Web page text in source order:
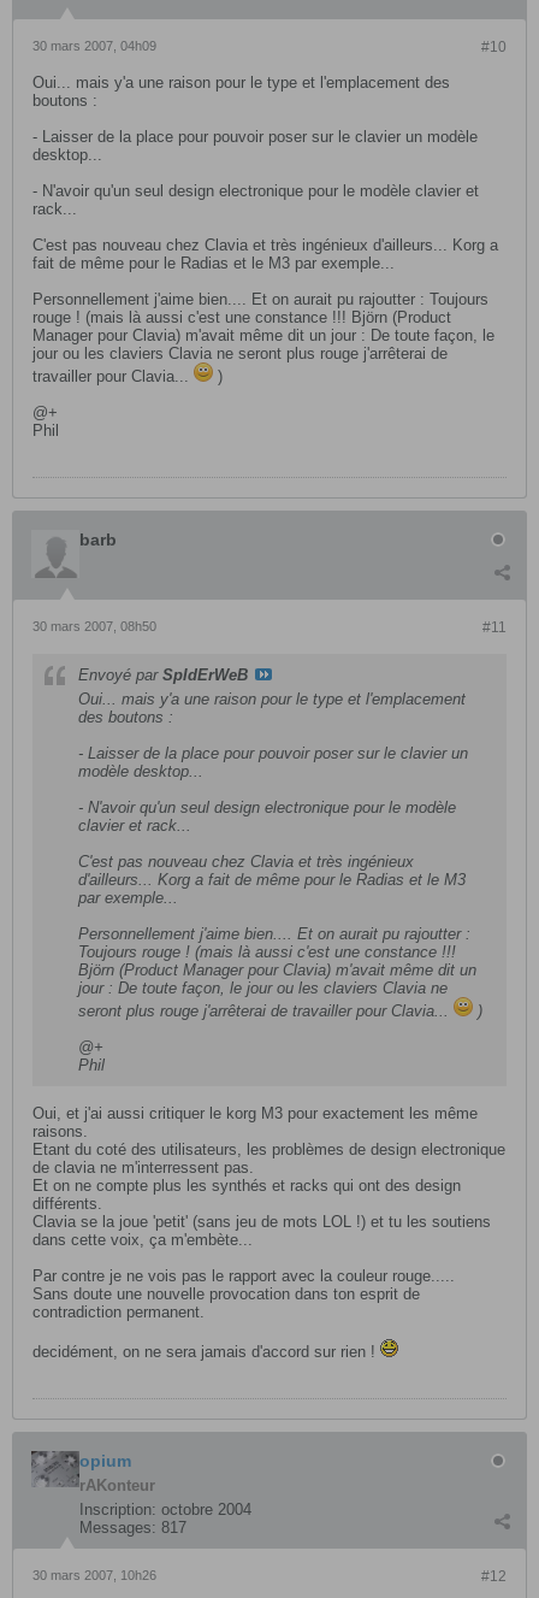
#10
30 mars 2007, 04h09
Oui... mais y'a une raison pour le type et l'emplacement des
boutons :
- Laisser de la place pour pouvoir poser sur le clavier un modèle
desktop...
- N'avoir qu'un seul design electronique pour le modèle clavier et
rack...
C'est pas nouveau chez Clavia et très ingénieux d'ailleurs... Korg a
fait de même pour le Radias et le M3 par exemple...
Personnellement j'aime bien.... Et on aurait pu rajoutter : Toujours
rouge ! (mais là aussi c'est une constance !!! Björn (Product
Manager pour Clavia) m'avait même dit un jour : De toute façon, le
jour ou les claviers Clavia ne seront plus rouge j'arrêterai de
travailler pour Clavia...
)
@+
Phil
barb
#11
30 mars 2007, 08h50
Envoyé par SpIdErWeB
Oui... mais y'a une raison pour le type et l'emplacement
des boutons :
- Laisser de la place pour pouvoir poser sur le clavier un
modèle desktop...
- N'avoir qu'un seul design electronique pour le modèle
clavier et rack...
C'est pas nouveau chez Clavia et très ingénieux
d'ailleurs... Korg a fait de même pour le Radias et le M3
par exemple...
Personnellement j'aime bien.... Et on aurait pu rajoutter :
Toujours rouge ! (mais là aussi c'est une constance !!!
Björn (Product Manager pour Clavia) m'avait même dit un
jour : De toute façon, le jour ou les claviers Clavia ne
seront plus rouge j'arrêterai de travailler pour Clavia...
)
@+
Phil
Oui, et j'ai aussi critiquer le korg M3 pour exactement les même
raisons.
Etant du coté des utilisateurs, les problèmes de design electronique
de clavia ne m'interressent pas.
Et on ne compte plus les synthés et racks qui ont des design
différents.
Clavia se la joue 'petit' (sans jeu de mots LOL !) et tu les soutiens
dans cette voix, ça m'embète...
Par contre je ne vois pas le rapport avec la couleur rouge.....
Sans doute une nouvelle provocation dans ton esprit de
contradiction permanent.
decidément, on ne sera jamais d'accord sur rien !
opium
rAKonteur
Inscription: octobre 2004
Messages: 817
#12
30 mars 2007, 10h26